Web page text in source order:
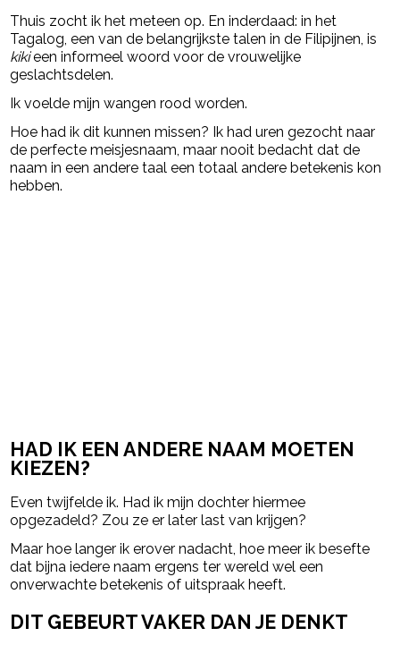
Thuis zocht ik het meteen op. En inderdaad: in het
Tagalog, een van de belangrijkste talen in de Filipijnen, is
kikieen informeel woord voor de vrouwelijke
geslachtsdelen.
Ik voelde mijn wangen rood worden.
Hoe had ik dit kunnen missen? Ik had uren gezocht naar
de perfecte meisjesnaam, maar nooit bedacht dat de
naam in een andere taal een totaal andere betekenis kon
hebben.
HAD IK EEN ANDERE NAAM MOETEN
KIEZEN?
Even twijfelde ik. Had ik mijn dochter hiermee
opgezadeld? Zou ze er later last van krijgen?
Maar hoe langer ik erover nadacht, hoe meer ik besefte
dat bijna iedere naam ergens ter wereld wel een
onverwachte betekenis of uitspraak heeft.
DIT GEBEURT VAKER DAN JE DENKT